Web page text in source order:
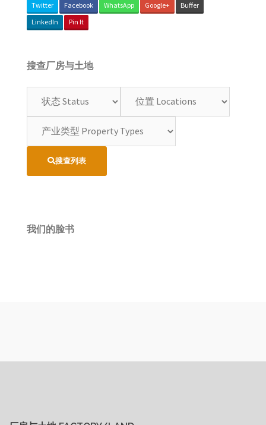
Twitter Facebook WhatsApp Google+
Buffer
LinkedIn
Pin It
搜查厂房与土地
搜查列表
我们的脸书